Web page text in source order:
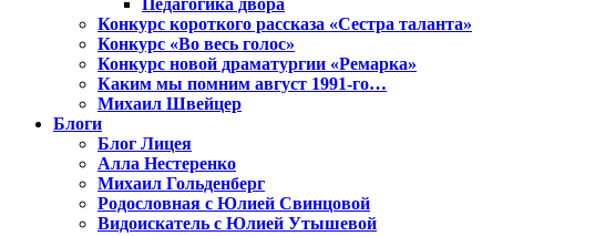
Конкурс короткого рассказа «Сестра таланта»
Конкурс «Во весь голос»
Конкурс новой драматургии «Ремарка»
Каким мы помним август 1991-го…
Михаил Швейцер
Блоги
Блог Лицея
Алла Нестеренко
Михаил Гольденберг
Родословная с Юлией Свинцовой
Видоискатель с Юлией Утышевой